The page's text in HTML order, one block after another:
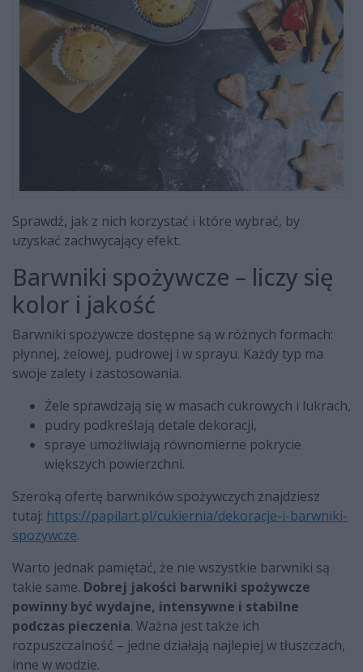
Sprawdź, jak z nich korzystać i które wybrać, by
uzyskać zachwycający efekt.
Barwniki spożywcze – liczy się
kolor i jakość
Barwniki spożywcze dostępne są w różnych formach:
płynnej, żelowej, pudrowej i w sprayu. Każdy typ ma
swoje zalety i zastosowania.
Żele sprawdzają się w masach cukrowych i lukrach,
pudry podkreślają detale dekoracji,
spraye umożliwiają równomierne pokrycie
większych powierzchni.
Szeroką ofertę barwników spożywczych znajdziesz
tutaj: https://papilart.pl/cukiernia/dekoracje-i-barwniki-
spozywcze.
Warto jednak pamiętać, że nie wszystkie barwniki są
takie same. Dobrej jakości barwniki spożywcze
powinny być wydajne, intensywne i stabilne
podczas pieczenia. Ważna jest także ich
rozpuszczalność – jedne działają najlepiej w tłuszczach,
inne w wodzie.